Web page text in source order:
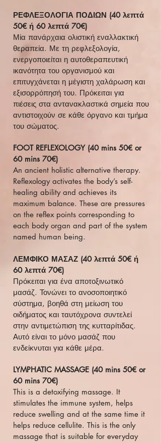
ΡΕΦΛΕΞΟΛΟΓΙΑ ΠΟΔΙΩΝ (40 λεπτά
50€ ή 60 λεπτά 70€)
Μία πανάρχαια ολιστική εναλλακτική
θεραπεία. Με τη ρεφλεξολογία,
ενεργοποιείται η αυτοθεραπευτική
ικανότητα του οργανισμού και
επιτυγχάνεται η μέγιστη χαλάρωση και
εξισορρόπησή του. Πρόκειται για
πιέσεις στα αντανακλαστικά σημεία που
αντιστοιχούν σε κάθε όργανο και τμήμα
του σώματος.
FOOT REFLEXOLOGY (40 mins 50€ or
60 mins 70€)
An ancient holistic alternative therapy.
Reflexology activates the body’s self-
healing ability and achieves its
maximum balance. These are pressures
on the reflex points corresponding to
each body organ and part of the system
named human being.
ΛΕΜΦΙΚΟ ΜΑΣΑΖ (40 λεπτά 50€ ή
60 λεπτά 70€)
Πρόκειται για ένα αποτοξινωτικό
μασάζ. Τονώνει το ανοσοποιητικό
σύστημα, βοηθά στη μείωση του
οιδήματος και ταυτόχρονα συντελεί
στην αντιμετώπιση της κυτταρίτιδας.
Αυτό είναι το μόνο μασάζ που
ενδείκνυται για κάθε μέρα.
LYMPHATIC MASSAGE (40 mins 50€ or
60 mins 70€)
This is a detoxifying massage. It
stimulates the immune system, helps
reduce swelling and at the same time it
helps reduce cellulite. This is the only
massage that is suitable for everyday